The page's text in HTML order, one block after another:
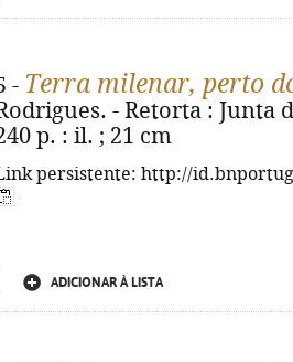
- Terra milenar, perto
- Retorta : Junta
p. : il. ; 21 cm
persistente: http://
ADICIONAR À LISTA